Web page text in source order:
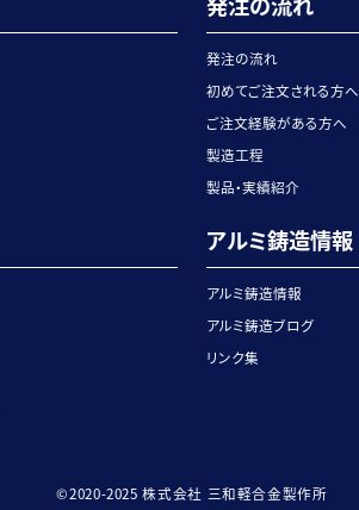
発注の流れ
初めてご注文される方へ
ご注文経験がある方へ
製造工程
製品・実績紹介
アルミ鋳造情報
アルミ鋳造情報
アルミ鋳造ブログ
リンク集
©2020-2025 株式会社 三和軽合金製作所